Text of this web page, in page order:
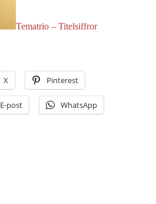
Tematrio – Titelsiffror
X Pinterest
E-post WhatsApp